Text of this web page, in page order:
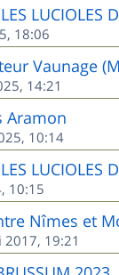
LUCIOLES
18:06
Vaunage
14:21
Aramon
10:14
LUCIOLES
10:15
Nîmes et
2017, 19:21